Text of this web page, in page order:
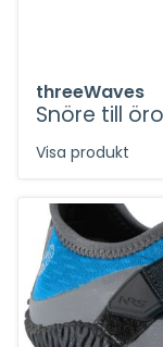
threeWaves
Snöre till
Visa produkt